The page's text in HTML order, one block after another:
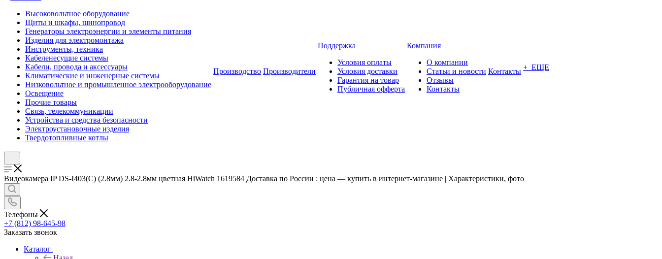
Высоковольтное оборудование
Щиты и шкафы, шинопровод
Генераторы электроэнергии и элементы питания
Изделия для электромонтажа
Инструменты, техника
Кабеленесущие системы
Кабели, провода и аксессуары
Климатические и инженерные системы
Низковольтное и промышленное электрооборудование
Освещение
Прочие товары
Связь, телекоммуникации
Устройства и средства безопасности
Электроустановочные изделия
Твердотопливные котлы
Производство Производители
Поддержка
Условия оплаты
Условия доставки
Гарантия на товар
Публичная офферта
Компания
О компании
Статьи и новости
Отзывы
Контакты
Контакты + ЕЩЕ
Видеокамера IP DS-I403(C) (2.8мм) 2.8-2.8мм цветная HiWatch 1619584 Доставка по России : цена — купить в интернет-магазине | Характеристики, фото
Телефоны
+7 (812) 98-645-98
Заказать звонок
Каталог